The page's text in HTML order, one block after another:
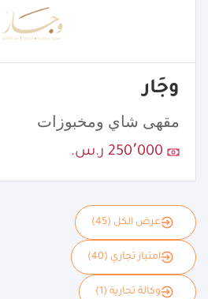
وجَار
مقهى شاي ومخبوزات
250٬000 ر.س.
عرض الكل (45)
امتياز تجاري (40)
وكالة تجارية (1)